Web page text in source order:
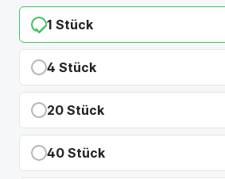
1 Stück
4 Stück
20 Stück
40 Stück